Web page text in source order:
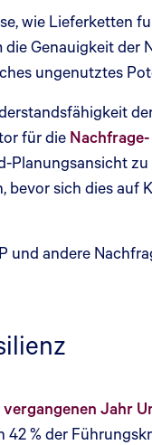
wie Lieferketten
Genauigkeit der
ungenutztes
für die
Planungsansicht zu
sich dies auf
und andere
Jahr
% der